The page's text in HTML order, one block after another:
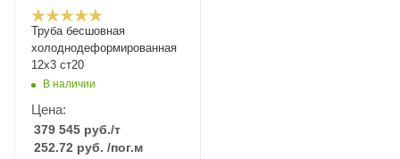
Труба бесшовная
холоднодеформированная
12х3 ст20
В наличии
Цена:
379 545 руб./т
252.72 руб. /пог.м